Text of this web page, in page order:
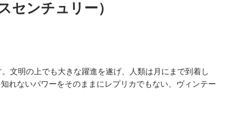
ンチュリー）
文明の上でも大きな躍進を遂げ、人類は月にまで到着し
れないパワーをそのままにレプリカでもない、ヴィンテー